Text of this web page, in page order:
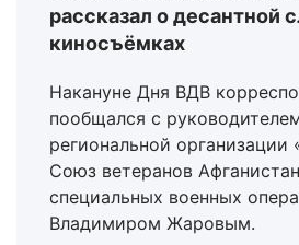
рассказал о десантной
киносъёмках
Накануне Дня ВДВ
пообщался с
региональной организации
Союз ветеранов
специальных военных
Владимиром Жаровым.